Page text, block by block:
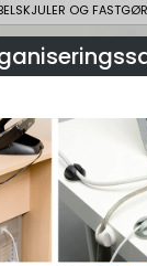
OG